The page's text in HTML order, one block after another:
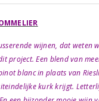
wijnen, dat weten
project. Een blend van
blanc in plaats van
kurk krijgt.